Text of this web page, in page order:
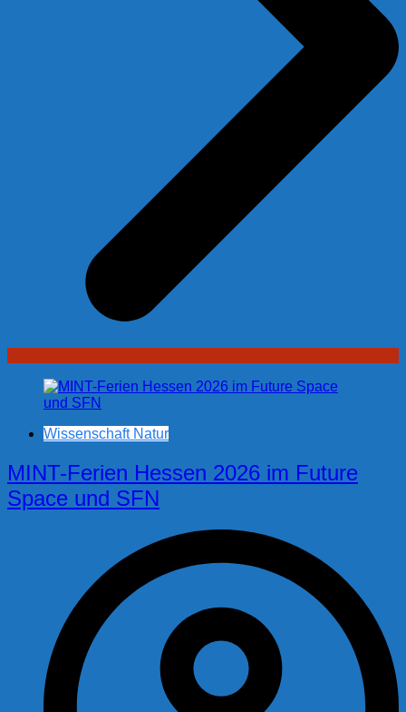
Wissenschaft Natur
MINT-Ferien Hessen 2026 im Future
Space und SFN